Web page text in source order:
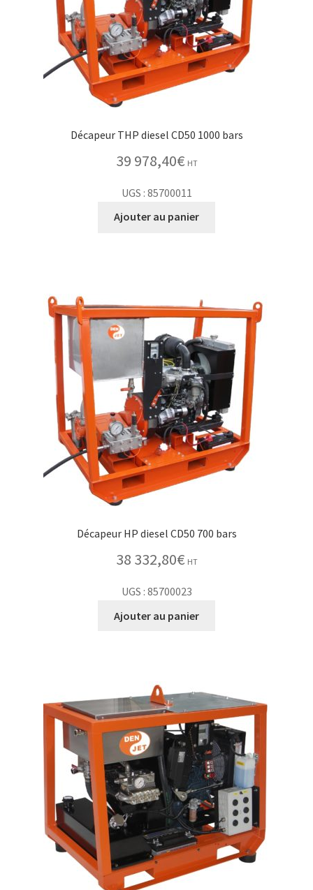
Décapeur THP diesel CD50 1000 bars
39 978,40€ HT
UGS : 85700011
Ajouter au panier
Décapeur HP diesel CD50 700 bars
38 332,80€ HT
UGS : 85700023
Ajouter au panier